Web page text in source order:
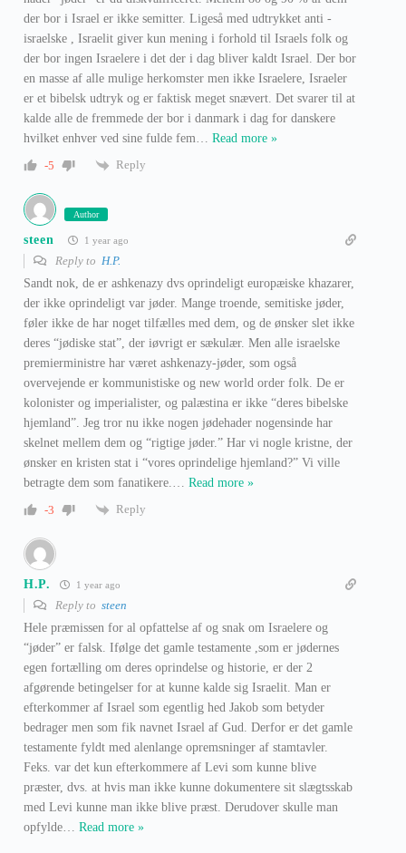
der bor i Israel er ikke semitter. Ligeså med udtrykket anti -
israelske , Israelit giver kun mening i forhold til Israels folk og
der bor ingen Israelere i det der i dag bliver kaldt Israel. Der bor
en masse af alle mulige herkomster men ikke Israelere, Israeler
er et bibelsk udtryk og er faktisk meget snævert. Det svarer til at
kalde alle de fremmede der bor i danmark i dag for danskere
hvilket enhver ved sine fulde fem… Read more »
-5
Reply
Author
steen 1 year ago
Reply to H.P.
Sandt nok, de er ashkenazy dvs oprindeligt europæiske khazarer,
der ikke oprindeligt var jøder. Mange troende, semitiske jøder,
føler ikke de har noget tilfælles med dem, og de ønsker slet ikke
deres “jødiske stat”, der iøvrigt er sækulær. Men alle israelske
premierministre har været ashkenazy-jøder, som også
overvejende er kommunistiske og new world order folk. De er
kolonister og imperialister, og palæstina er ikke “deres bibelske
hjemland”. Jeg tror nu ikke nogen jødehader nogensinde har
skelnet mellem dem og “rigtige jøder.” Har vi nogle kristne, der
ønsker en kristen stat i “vores oprindelige hjemland?” Vi ville
betragte dem som fanatikere.… Read more »
-3
Reply
H.P. 1 year ago
Reply to steen
Hele præmissen for al opfattelse af og snak om Israelere og
“jøder” er falsk. Ifølge det gamle testamente ,som er jødernes
egen fortælling om deres oprindelse og historie, er der 2
afgørende betingelser for at kunne kalde sig Israelit. Man er
efterkommer af Israel som egentlig hed Jakob som betyder
bedrager men som fik navnet Israel af Gud. Derfor er det gamle
testamente fyldt med alenlange opremsninger af stamtavler.
Feks. var det kun efterkommere af Levi som kunne blive
præster, dvs. at hvis man ikke kunne dokumentere sit slægtsskab
med Levi kunne man ikke blive præst. Derudover skulle man
opfylde… Read more »